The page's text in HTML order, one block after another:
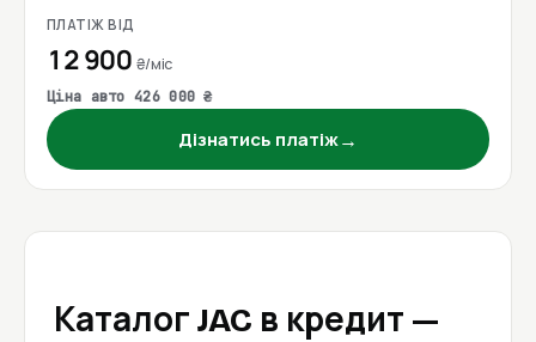
ПЛАТІЖ ВІД
12 900 ₴/міс
Ціна авто 426 000 ₴
Дізнатись платіж→
Каталог JAC в кредит —